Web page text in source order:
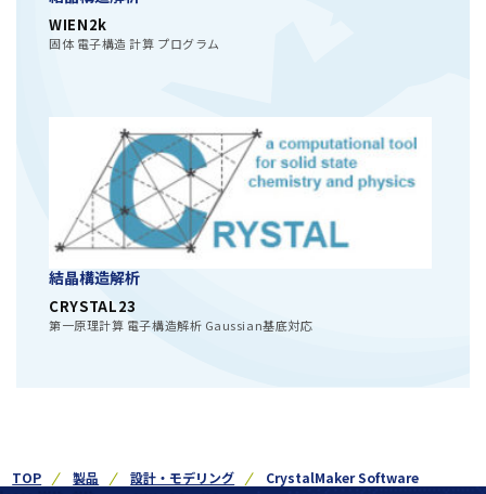
WIEN2k
固体 電子構造 計算 プログラム
結晶構造解析
CRYSTAL23
第一原理計算 電子構造解析 Gaussian基底対応
TOP 製品 設計・モデリング CrystalMaker Software